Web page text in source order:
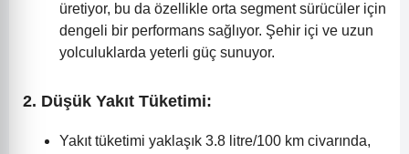
üretiyor, bu da özellikle orta segment sürücüler için
dengeli bir performans sağlıyor. Şehir içi ve uzun
yolculuklarda yeterli güç sunuyor.
2. Düşük Yakıt Tüketimi:
Yakıt tüketimi yaklaşık 3.8 litre/100 km civarında,